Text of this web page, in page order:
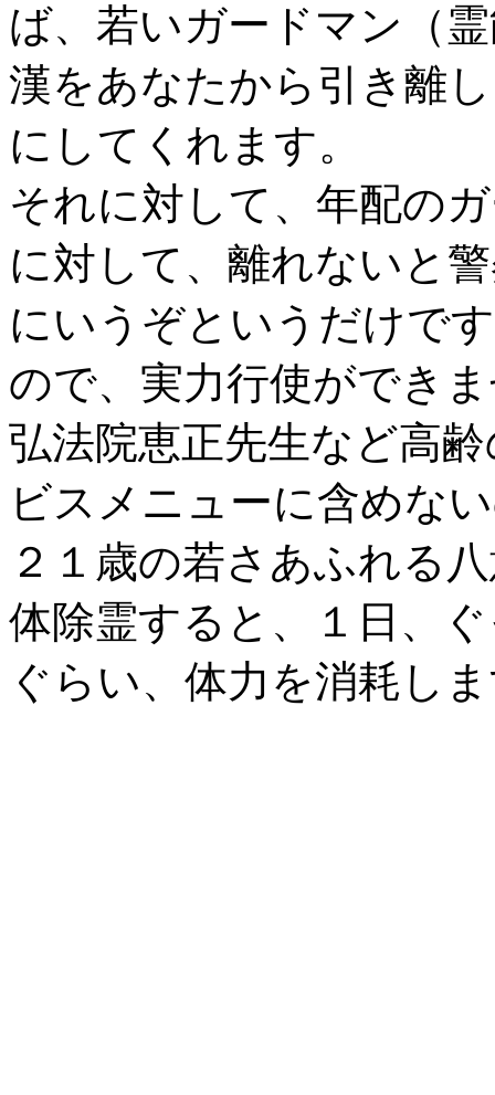
ば、若いガードマン（
漢をあなたから引き離
にしてくれます。
それに対して、年配の
に対して、離れないと
にいうぞというだけで
ので、実力行使ができ
弘法院恵正先生など高
ビスメニューに含めな
２１歳の若さあふれる
体除霊すると、１日、
ぐらい、体力を消耗し